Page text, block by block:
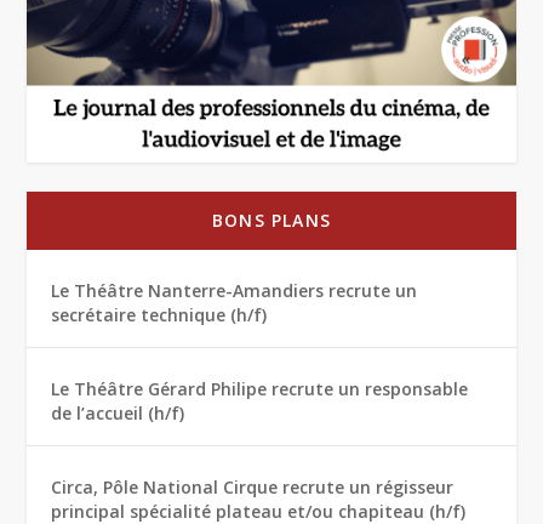
BONS PLANS
Le Théâtre Nanterre-Amandiers recrute un
secrétaire technique (h/f)
Le Théâtre Gérard Philipe recrute un responsable
de l’accueil (h/f)
Circa, Pôle National Cirque recrute un régisseur
principal spécialité plateau et/ou chapiteau (h/f)